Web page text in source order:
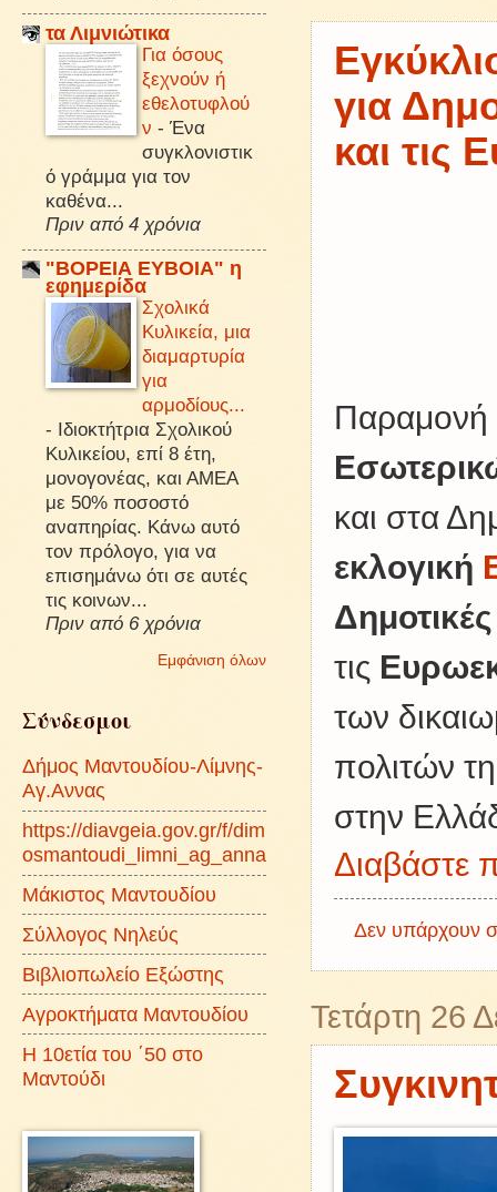
για
και τις
Παραμονή
και στα
εκλογική
Δημοτικές
τις
των
πολιτών
στην
Διαβάστε
Δεν υπάρχουν
Τετάρτη 26
τα Λιμνιώτικα
Για όσους
ξεχνούν ή
εθελοτυφλού
ν - Ένα
συγκλονιστικ
ό γράμμα για τον
καθένα...
Πριν από 4 χρόνια
"ΒΟΡΕΙΑ ΕΥΒΟΙΑ" η
εφημερίδα
Σχολικά
Κυλικεία, μια
διαμαρτυρία
για
αρμοδίους...
- Ιδιοκτήτρια Σχολικού
Κυλικείου, επί 8 έτη,
μονογονέας, και ΑΜΕΑ
με 50% ποσοστό
αναπηρίας. Κάνω αυτό
τον πρόλογο, για να
επισημάνω ότι σε αυτές
τις κοινων...
Πριν από 6 χρόνια
Εμφάνιση όλων
Σύνδεσμοι
Δήμος Μαντουδίου-Λίμνης-
Αγ.Αννας
https://diavgeia.gov.gr/f/dim
osmantoudi_limni_ag_anna
Μάκιστος Μαντουδίου
Σύλλογος Νηλεύς
Βιβλιοπωλείο Εξώστης
Αγροκτήματα Μαντουδίου
Η 10ετία του ΄50 στο
Μαντούδι